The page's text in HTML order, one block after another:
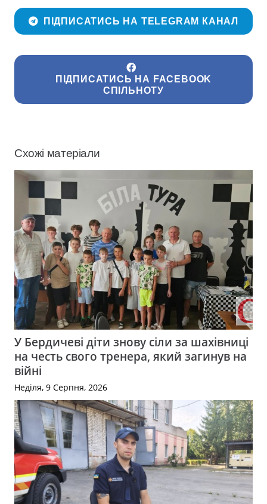
ПІДПИСАТИСЬ НА TELEGRAM КАНАЛ
ПІДПИСАТИСЬ НА FACEBOOK
СПІЛЬНОТУ
Схожі матеріали
У Бердичеві діти знову сіли за шахівниці
на честь свого тренера, який загинув на
війні
Неділя, 9 Серпня, 2026